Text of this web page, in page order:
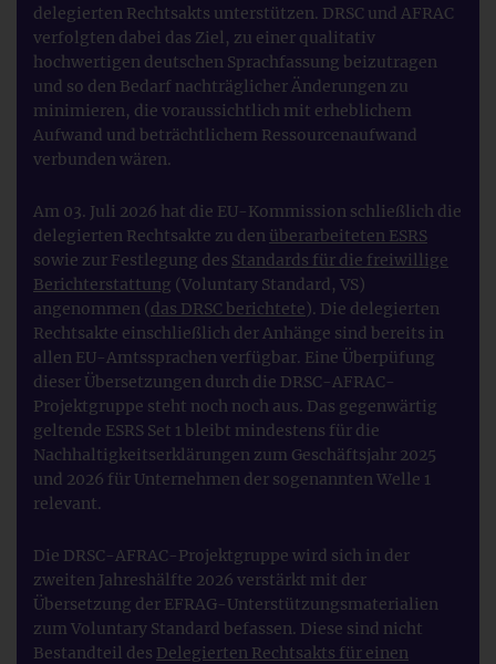
delegierten Rechtsakts unterstützen. DRSC und AFRAC
verfolgten dabei das Ziel, zu einer qualitativ
hochwertigen deutschen Sprachfassung beizutragen
und so den Bedarf nachträglicher Änderungen zu
minimieren, die voraussichtlich mit erheblichem
Aufwand und beträchtlichem Ressourcenaufwand
verbunden wären.
Am 03. Juli 2026 hat die EU-Kommission schließlich die
delegierten Rechtsakte zu den überarbeiteten ESRS
sowie zur Festlegung des Standards für die freiwillige
Berichterstattung (Voluntary Standard, VS)
angenommen (das DRSC berichtete). Die delegierten
Rechtsakte einschließlich der Anhänge sind bereits in
allen EU-Amtssprachen verfügbar. Eine Überpüfung
dieser Übersetzungen durch die DRSC-AFRAC-
Projektgruppe steht noch noch aus. Das gegenwärtig
geltende ESRS Set 1 bleibt mindestens für die
Nachhaltigkeitserklärungen zum Geschäftsjahr 2025
und 2026 für Unternehmen der sogenannten Welle 1
relevant.
Die DRSC-AFRAC-Projektgruppe wird sich in der
zweiten Jahreshälfte 2026 verstärkt mit der
Übersetzung der EFRAG-Unterstützungsmaterialien
zum Voluntary Standard befassen. Diese sind nicht
Bestandteil des Delegierten Rechtsakts für einen